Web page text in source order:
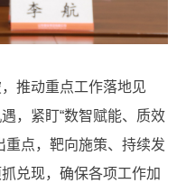
推动重点工作落地见
，紧盯“数智赋能、质效
重点，靶向施策、持续发
兑现，确保各项工作加